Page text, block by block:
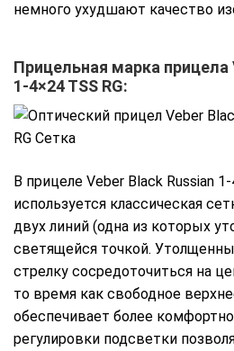
немного ухудшают качество
Прицельная марка прицела
1-4×24 TSS RG:
В прицеле Veber Black Russian
используется классическая
двух линий (одна из которых
светящейся точкой.
стрелку сосредоточиться на
то время как свободное
обеспечивает более
регулировки подсветки